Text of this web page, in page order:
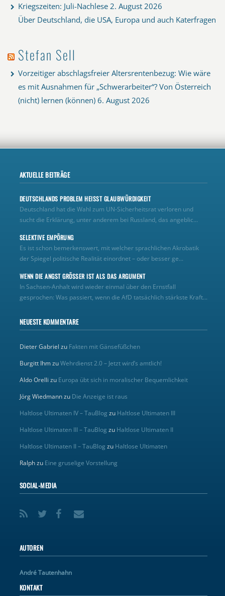
Kriegszeiten: Juli-Nachlese 2. August 2026
Über Deutschland, die USA, Europa und auch Katerfragen
Stefan Sell
Vorzeitiger abschlagsfreier Altersrentenbezug: Wie wäre
es mit Ausnahmen für „Schwerarbeiter“? Von Österreich
(nicht) lernen (können) 6. August 2026
AKTUELLE BEITRÄGE
DEUTSCHLANDS PROBLEM HEISST GLAUBWÜRDIGKEIT
Deutschland hat die Wahl zum UN‑Sicherheitsrat verloren und
sucht die Erklärung, unter anderem bei Russland, das angeblic...
SELEKTIVE EMPÖRUNG
Es ist schon bemerkenswert, mit welcher sprachlichen Akrobatik
der Spiegel politische Realität einordnet – oder besser ge...
WENN DIE ANGST GRÖSSER IST ALS DAS ARGUMENT
In Sachsen-Anhalt wird wieder einmal über den Ernstfall
gesprochen: Was passiert, wenn die AfD tatsächlich stärkste Kraft...
NEUESTE KOMMENTARE
Dieter Gabriel zu Fakten mit Gänsefüßchen
Burgitt IhmzuWehrdienst 2.0 – Jetzt wird’s amtlich!
Aldo Orelli zu Europa übt sich in moralischer Bequemlichkeit
Jörg Wiedmannzu Die Anzeige ist raus
Haltlose Ultimaten IV – TauBlog zu Haltlose Ultimaten III
Haltlose Ultimaten III – TauBlog zu Haltlose Ultimaten II
Haltlose Ultimaten II – TauBlog zu Haltlose Ultimaten
Ralphzu Eine gruselige Vorstellung
SOCIAL-MEDIA
AUTOREN
André Tautenhahn
KONTAKT